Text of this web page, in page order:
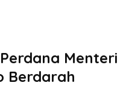
Menteri
Berdarah